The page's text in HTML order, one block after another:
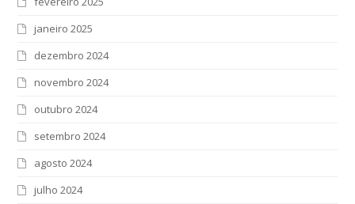
janeiro 2025
dezembro 2024
novembro 2024
outubro 2024
setembro 2024
agosto 2024
julho 2024